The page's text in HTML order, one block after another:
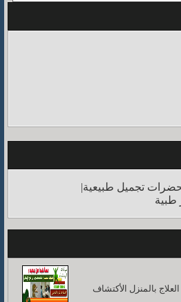
تجميل طبيعية|
العلاج بالمنزل الأكتشاف